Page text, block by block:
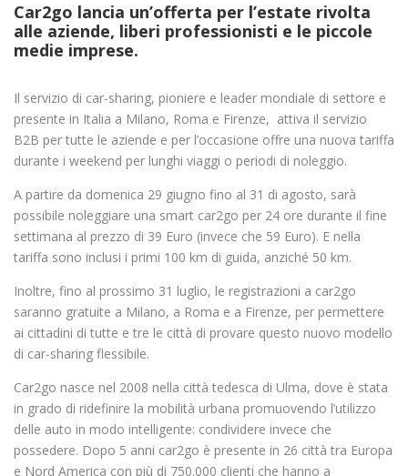
Car2go lancia un’offerta per l’estate rivolta
alle aziende, liberi professionisti e le piccole
medie imprese.
Il servizio di car-sharing, pioniere e leader mondiale di settore e
presente in Italia a Milano, Roma e Firenze, attiva il servizio
B2B per tutte le aziende e per l’occasione offre una nuova tariffa
durante i weekend per lunghi viaggi o periodi di noleggio.
A partire da domenica 29 giugno fino al 31 di agosto, sarà
possibile noleggiare una smart car2go per 24 ore durante il fine
settimana al prezzo di 39 Euro (invece che 59 Euro). E nella
tariffa sono inclusi i primi 100 km di guida, anziché 50 km.
Inoltre, fino al prossimo 31 luglio, le registrazioni a car2go
saranno gratuite a Milano, a Roma e a Firenze, per permettere
ai cittadini di tutte e tre le città di provare questo nuovo modello
di car-sharing flessibile.
Car2go nasce nel 2008 nella città tedesca di Ulma, dove è stata
in grado di ridefinire la mobilità urbana promuovendo l’utilizzo
delle auto in modo intelligente: condividere invece che
possedere. Dopo 5 anni car2go è presente in 26 città tra Europa
e Nord America con più di 750.000 clienti che hanno a